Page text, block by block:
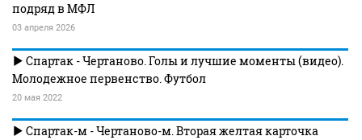
подряд в МФЛ
03 апреля 2026
Спартак - Чертаново. Голы и лучшие моменты (видео).
Молодежное первенство. Футбол
20 мая 2022
Спартак-м - Чертаново-м. Вторая желтая карточка